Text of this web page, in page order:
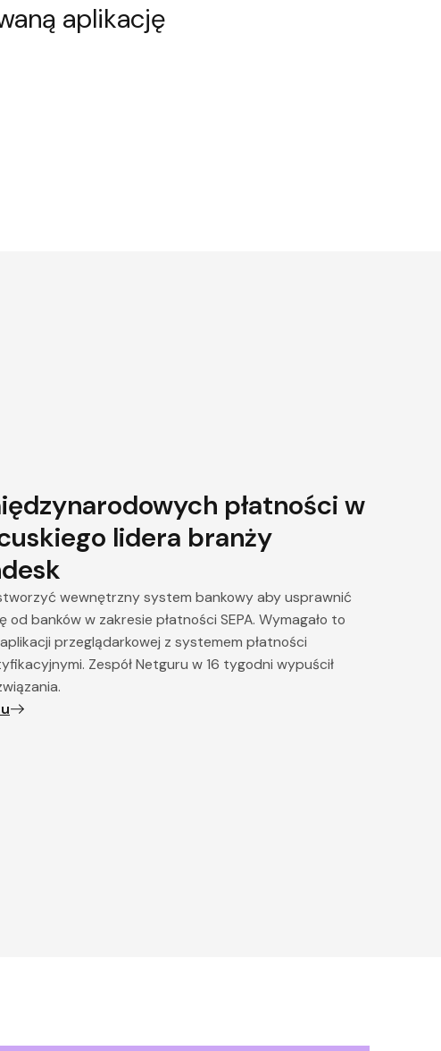
aplikację
płatności w
lidera branży
wewnętrzny system bankowy aby usprawnić
od banków w zakresie płatności SEPA. Wymagało to
przeglądarkowej z systemem płatności
Zespół Netguru w 16 tygodni wypuścił